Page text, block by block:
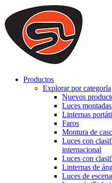
We use cookies to ensure that we
on our website. By continuing to
that cookies are used to help us
to offer you a better experience.
you can disable cookies, you can
Productos
Explorar por categoría
Nuevos
Luces
Linternas
Faros
Montura de
Luces con
internacional
Luces con
Linternas de
Luces de